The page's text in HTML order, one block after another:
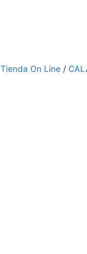
Tienda On Line /